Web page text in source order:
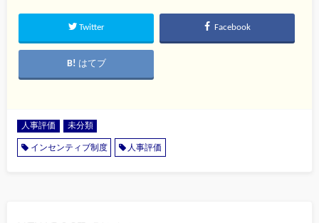
Twitter Facebook
はてブ
人事評価 未分類
インセンティブ制度 人事評価